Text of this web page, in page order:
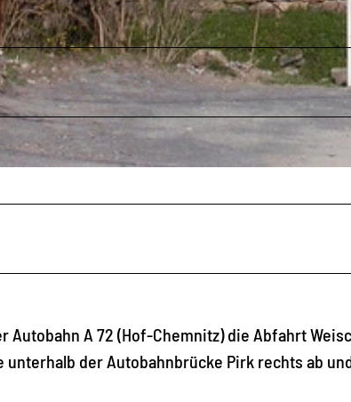
Autobahn A 72 (Hof-Chemnitz) die Abfahrt
unterhalb der Autobahnbrücke Pirk rechts ab